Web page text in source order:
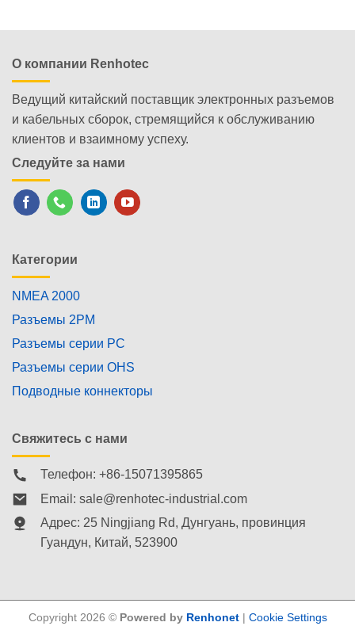
О компании Renhotec
Ведущий китайский поставщик электронных разъемов
и кабельных сборок, стремящийся к обслуживанию
клиентов и взаимному успеху.
Следуйте за нами
Категории
NMEA 2000
Разъемы 2PM
Разъемы серии PC
Разъемы серии OHS
Подводные коннекторы
Свяжитесь с нами
Телефон: +86-15071395865
Email: sale@renhotec-industrial.com
Адрес: 25 Ningjiang Rd, Дунгуань, провинция
Гуандун, Китай, 523900
Copyright 2026 © Powered by Renhonet| Cookie Settings